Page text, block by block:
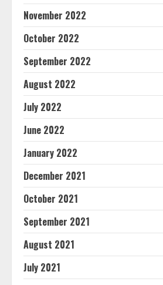
November 2022
October 2022
September 2022
August 2022
July 2022
June 2022
January 2022
December 2021
October 2021
September 2021
August 2021
July 2021